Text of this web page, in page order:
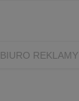
BIURO REKLAMY